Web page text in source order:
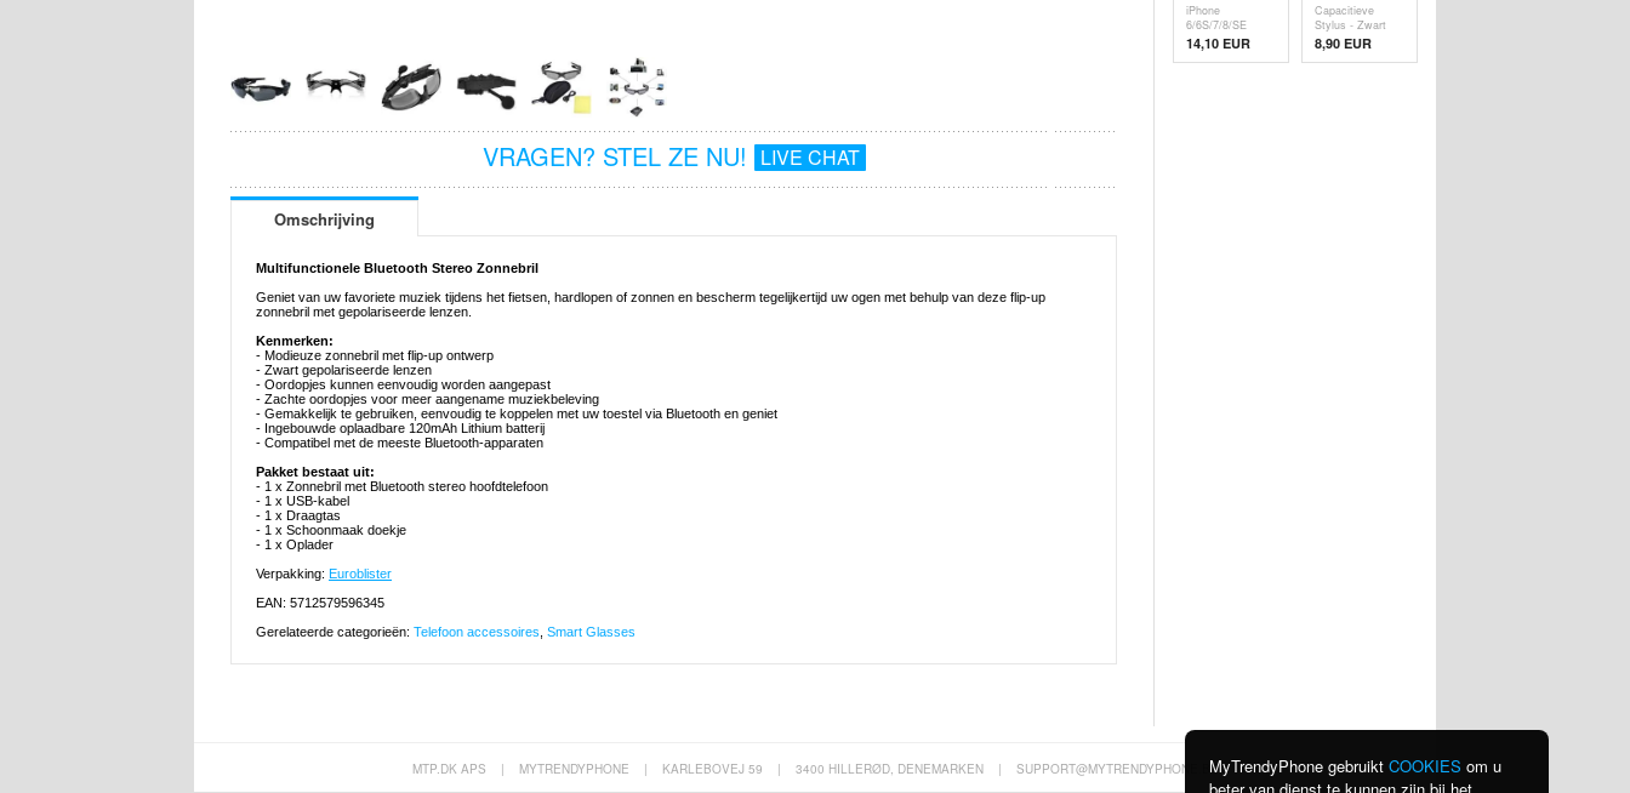
VRAGEN? STEL ZE NU! LIVE CHAT
Omschrijving
Multifunctionele Bluetooth Stereo Zonnebril
Geniet van uw favoriete muziek tijdens het fietsen, hardlopen of zonnen en bescherm tegelijkertijd uw ogen met behulp van deze flip-up
zonnebril met gepolariseerde lenzen.
Kenmerken:
- Modieuze zonnebril met flip-up ontwerp
- Zwart gepolariseerde lenzen
- Oordopjes kunnen eenvoudig worden aangepast
- Zachte oordopjes voor meer aangename muziekbeleving
- Gemakkelijk te gebruiken, eenvoudig te koppelen met uw toestel via Bluetooth en geniet
- Ingebouwde oplaadbare 120mAh Lithium batterij
- Compatibel met de meeste Bluetooth-apparaten
Pakket bestaat uit:
- 1 x Zonnebril met Bluetooth stereo hoofdtelefoon
- 1 x USB-kabel
- 1 x Draagtas
- 1 x Schoonmaak doekje
- 1 x Oplader
Verpakking: Euroblister
EAN: 5712579596345
Gerelateerde categorieën: Telefoon accessoires Smart Glasses
iPhone
6/6S/7/8/SE
(2020)/SE (
14,10 EUR
Capacitieve
Stylus - Zwart
8,90 EUR
MTP.DK APS | MYTRENDYPHONE | KARLEBOVEJ 59 | 3400 HILLERØD, DENEMARKEN | SUPPORT@MYTRENDYPHONE.BEMyTrendyPhone gebruikt COOKIES om u